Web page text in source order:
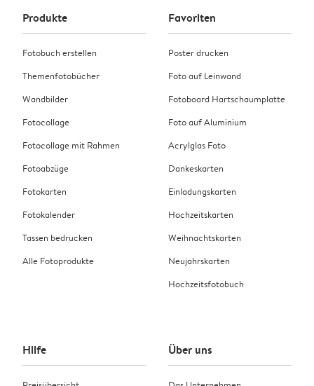
Produkte
Fotobuch erstellen
Themenfotobücher
Wandbilder
Fotocollage
Fotocollage mit Rahmen
Fotoabzüge
Fotokarten
Fotokalender
Tassen bedrucken
Alle Fotoprodukte
Favoriten
Poster drucken
Foto auf Leinwand
Fotoboard Hartschaumplatte
Foto auf Aluminium
Acrylglas Foto
Dankeskarten
Einladungskarten
Hochzeitskarten
Weihnachtskarten
Neujahrskarten
Hochzeitsfotobuch
Hilfe Über uns